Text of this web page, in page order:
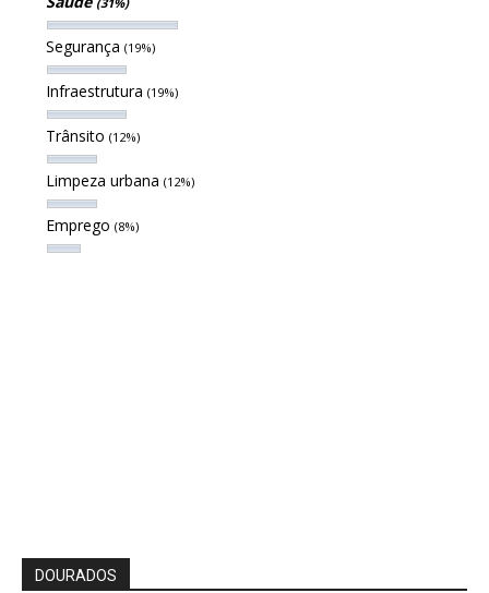
Segurança (19%)
Infraestrutura (19%)
Trânsito (12%)
Limpeza urbana (12%)
Emprego (8%)
DOURADOS